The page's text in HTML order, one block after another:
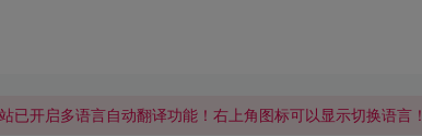
开启多语言自动翻译功能！右上角图标可以显示切换语言！
开启多语言自动翻译功能！右上角图标可以显示切换语言！